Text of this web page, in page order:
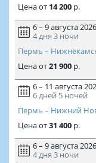
Ценаот 14 200р.
6 – 9 августа
4 дня 3 ночи
Пермь –
Ценаот21 900р.
6 – 11 августа
6 дней 5 ночей
Пермь – Нижний
Ценаот31 400р.
6 – 9 августа
4 дня 3 ночи